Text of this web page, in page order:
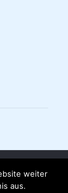
|
weiter
aus.